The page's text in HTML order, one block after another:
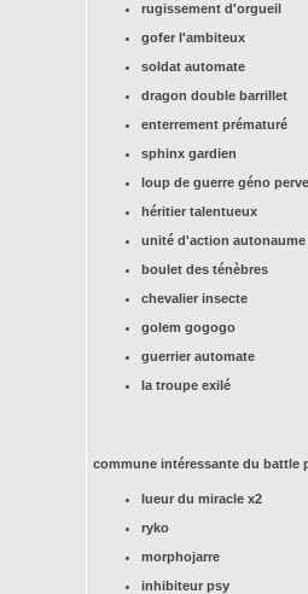
rugissement d'orgueil
gofer l'ambiteux
soldat automate
dragon double barrillet
enterrement prématuré
sphinx gardien
loup de guerre géno
héritier talentueux
unité d'action autonaume
boulet des ténèbres
chevalier insecte
golem gogogo
guerrier automate
la troupe exilé
commune intéressante du battle
lueur du miracle x2
ryko
morphojarre
inhibiteur psy